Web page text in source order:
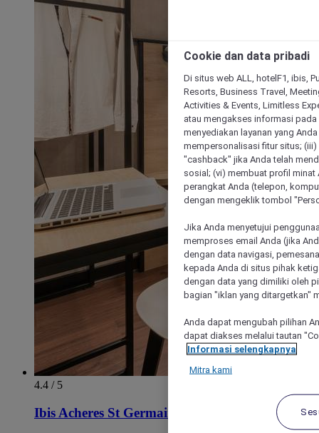
4.4 / 5
Ibis Acheres St Germain en Laye
Cookie dan data pribadi
Di situs web ALL, hotelF1, ibis,
Resorts, Business Travel,
Activities & Events, Limitless
atau mengakses informasi
menyediakan layanan yang
mempersonalisasi fitur situs;
"cashback" jika Anda telah
sosial; (vi) membuat profil
perangkat Anda (telepon,
dengan mengeklik tombol
Jika Anda menyetujui
memproses email Anda (jika
dengan data navigasi,
kepada Anda di situs pihak
dengan data yang dimiliki oleh
bagian "iklan yang ditargetkan"
Anda dapat mengubah pilihan
dapat diakses melalui tautan
Informasi selengkapnya
Mitra kami